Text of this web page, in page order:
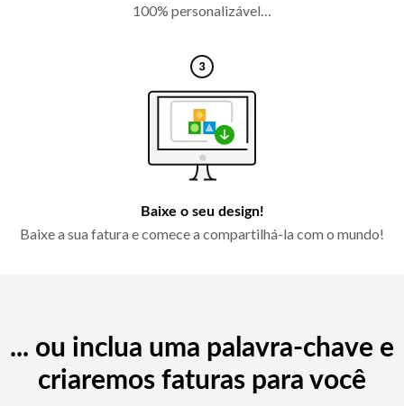
100% personalizável…
Baixe o seu design!
Baixe a sua fatura e comece a compartilhá-la com o mundo!
... ou inclua uma palavra-chave e
criaremos faturas para você